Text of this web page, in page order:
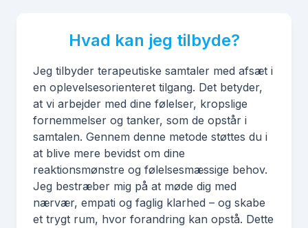
Hvad kan jeg tilbyde?
Jeg tilbyder terapeutiske samtaler med afsæt i
en oplevelsesorienteret tilgang. Det betyder,
at vi arbejder med dine følelser, kropslige
fornemmelser og tanker, som de opstår i
samtalen. Gennem denne metode støttes du i
at blive mere bevidst om dine
reaktionsmønstre og følelsesmæssige behov.
Jeg bestræber mig på at møde dig med
nærvær, empati og faglig klarhed – og skabe
et trygt rum, hvor forandring kan opstå. Dette